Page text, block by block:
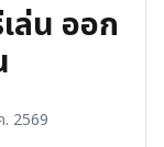
ล่น ออก
. 2569